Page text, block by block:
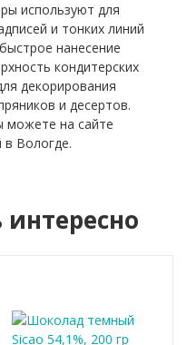
используют для
и тонких линий
нанесение
кондитерских
декорирования
и десертов.
можете на сайте
в Вологде.